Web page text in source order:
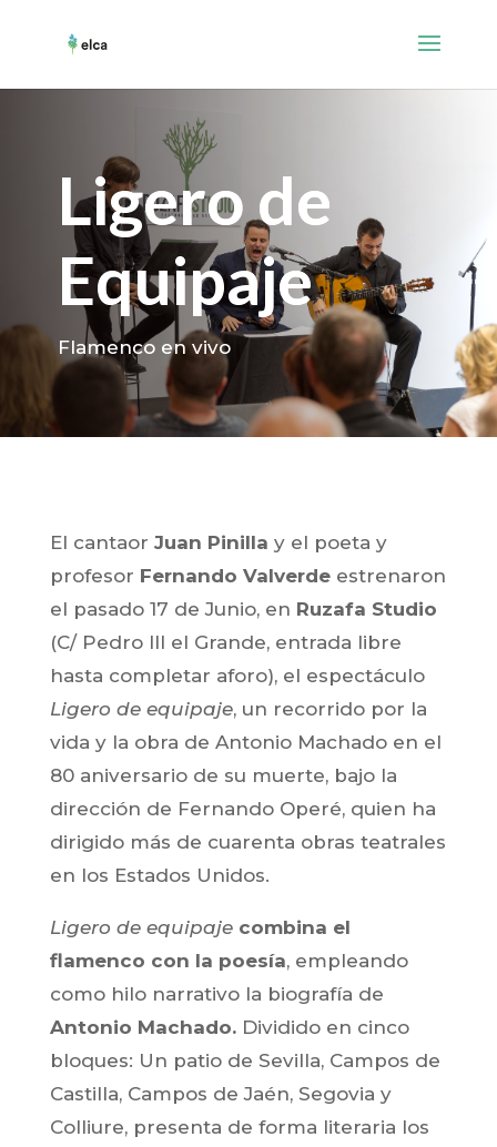
Ligero de
Equipaje
Flamenco en vivo
El cantaor Juan Pinilla y el poeta y
profesor Fernando Valverdeestrenaron
el pasado 17 de Junio, en Ruzafa Studio
(C/ Pedro III el Grande, entrada libre
hasta completar aforo), el espectáculo
Ligero de equipaje, un recorrido por la
vida y la obra de Antonio Machado en el
80 aniversario de su muerte, bajo la
dirección de Fernando Operé, quien ha
dirigido más de cuarenta obras teatrales
en los Estados Unidos.
Ligero de equipaje combina el
flamenco con la poesía, empleando
como hilo narrativo la biografía de
Antonio Machado.Dividido en cinco
bloques: Un patio de Sevilla, Campos de
Castilla, Campos de Jaén, Segovia y
Colliure, presenta de forma literaria los